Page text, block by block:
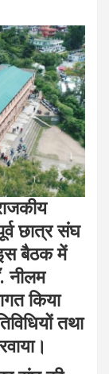
छात्र संघ
बैठक में
नीलम
किया
तथा